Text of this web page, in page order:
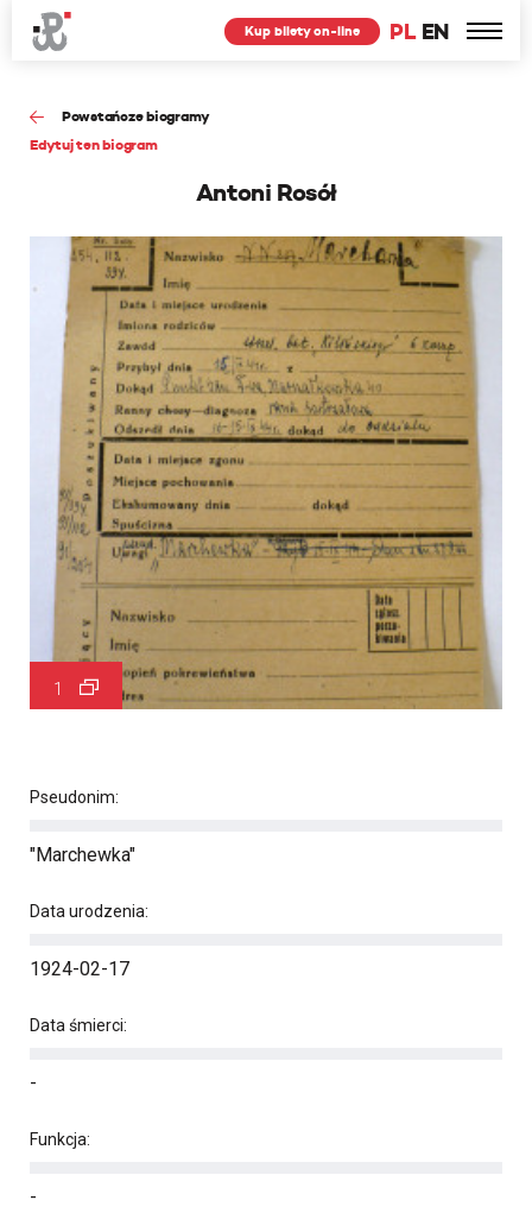
PL EN
Kup bilety on-line
Powstańcze biogramy
Edytuj ten biogram
Antoni Rosół
1
Pseudonim:
"Marchewka"
Data urodzenia:
1924-02-17
Data śmierci:
-
Funkcja:
-